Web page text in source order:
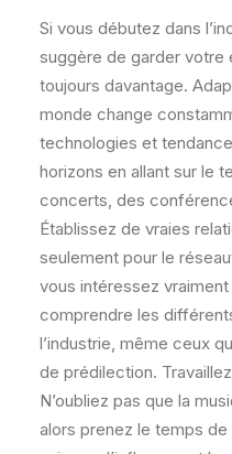
Si vous débutez dans
suggère de garder votre
toujours davantage.
monde change
technologies et
horizons en allant sur le
concerts, des
Établissez de vraies
seulement pour le
vous intéressez
comprendre les
l’industrie, même ceux
de prédilection.
N’oubliez pas que la
alors prenez le temps